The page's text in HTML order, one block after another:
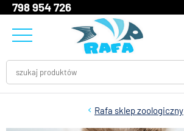
798 954 726
Rafa sklep zoologiczny